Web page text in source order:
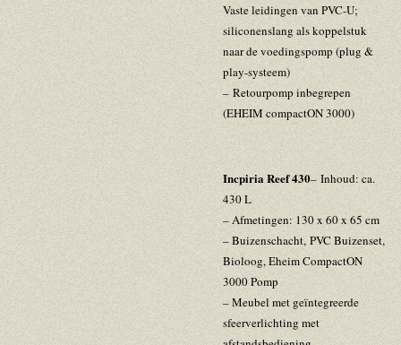
Vaste leidingen van PVC-U;
siliconenslang als koppelstuk
naar de voedingspomp (plug &
play-systeem)
– Retourpomp inbegrepen
(EHEIM compactON 3000)
Incpiria Reef 430– Inhoud: ca.
430 L
– Afmetingen: 130 x 60 x 65 cm
– Buizenschacht, PVC Buizenset,
Bioloog, Eheim CompactON
3000 Pomp
– Meubel met geïntegreerde
sfeerverlichting met